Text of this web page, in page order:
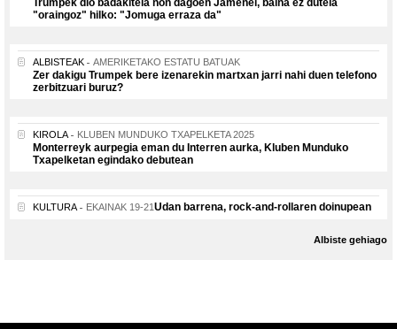
Trumpek dio badakitela non dagoen Jamenei, baina ez dutela
"oraingoz" hilko: "Jomuga erraza da"
ALBISTEAK AMERIKETAKO ESTATU BATUAK
Zer dakigu Trumpek bere izenarekin martxan jarri nahi duen telefono
zerbitzuari buruz?
KIROLA KLUBEN MUNDUKO TXAPELKETA 2025
Monterreyk aurpegia eman du Interren aurka, Kluben Munduko
Txapelketan egindako debutean
KULTURA EKAINAK 19-21Udan barrena, rock-and-rollaren doinupean
Albiste gehiago